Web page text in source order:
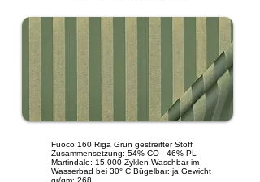
Fuoco 160 Riga Grün gestreifter Stoff
Zusammensetzung: 54% CO - 46% PL
Martindale: 15.000 Zyklen Waschbar im
Wasserbad bei 30° C Bügelbar: ja Gewicht
gr/qm: 268